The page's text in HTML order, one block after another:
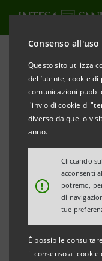
Consenso
Questo sito utilizza
dell’utente, cookie
comunicazioni
l'invio di cookie di
diverso da quello
anno.
!
Cliccando
acconsenti
potremo,
di
tue
È possibile
il consenso ai
Tutti i progetti
SOCIALE
La storia
Terra! e
Campo!